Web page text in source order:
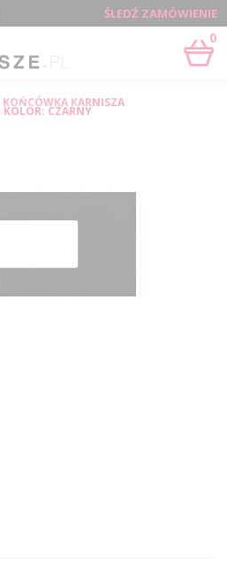
ŚLEDŹ ZAMÓWIENIE
0
INTERNETOWY
KARNISZA
CZARNY